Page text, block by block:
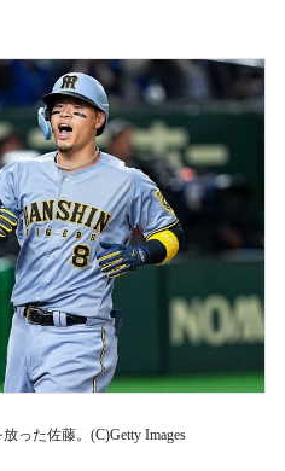
った佐藤。(C)Getty Images